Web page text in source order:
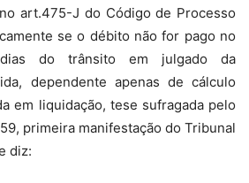
art.475-J do Código de Processo
se o débito não for pago no
do trânsito em julgado da
dependente apenas de cálculo
em liquidação, tese sufragada pelo
primeira manifestação do Tribunal
diz: